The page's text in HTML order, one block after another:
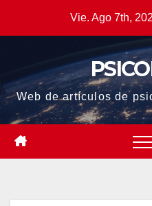
Vie. Ago 7th,
Web de artículos de